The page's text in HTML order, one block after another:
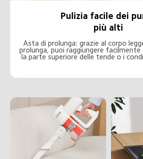
Pulizia facile dei
più alti
Asta di prolunga: grazie al corpo
prolunga, puoi raggiungere facilmente
la parte superiore delle tende o i